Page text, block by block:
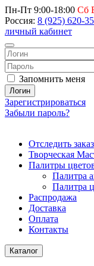
Пн-Пт 9:00-18:00 Сб
Россия: 8 (925) 620-
личный кабинет
Запомнить меня
Логин
Зарегистрироваться
Забыли пароль?
Отследить заказ
Творческая
Палитры
Палитра
Палитра
Распродажа
Доставка
Оплата
Контакты
Каталог